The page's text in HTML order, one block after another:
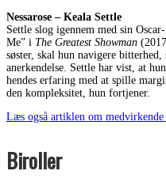
Nessarose – Keala Settle
Settle slog igennem med sin
Me” i The Greatest Showman
søster, skal hun navigere
anerkendelse. Settle har vist, at
hendes erfaring med at spille
den kompleksitet, hun fortjener.
Læs også artiklen om
Biroller